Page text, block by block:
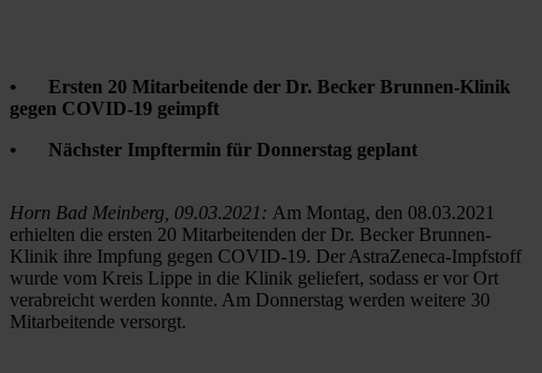
•	Ersten 20 Mitarbeitende der Dr. Becker Brunnen-Klinik
gegen COVID-19 geimpft
•	Nächster Impftermin für Donnerstag geplant
Horn Bad Meinberg, 09.03.2021: Am Montag, den 08.03.2021
erhielten die ersten 20 Mitarbeitenden der Dr. Becker Brunnen-
Klinik ihre Impfung gegen COVID-19. Der AstraZeneca-Impfstoff
wurde vom Kreis Lippe in die Klinik geliefert, sodass er vor Ort
verabreicht werden konnte. Am Donnerstag werden weitere 30
Mitarbeitende versorgt.